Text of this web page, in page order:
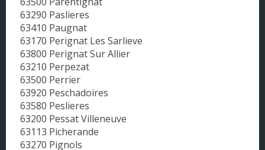
63290 Paslieres
63410 Paugnat
63170 Perignat Les Sarlieve
63800 Perignat Sur Allier
63210 Perpezat
63500 Perrier
63920 Peschadoires
63580 Peslieres
63200 Pessat Villeneuve
63113 Picherande
63270 Pignols